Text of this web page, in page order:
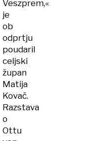
Veszprem,«
je
ob
odprtju
poudaril
celjski
župan
Matija
Kovač.
Razstava
o
Ottu